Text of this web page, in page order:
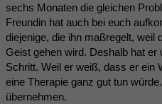
sechs Monaten die gleichen
Freundin hat auch bei euch
diejenige, die ihn maßregelt, weil
Geist gehen wird. Deshalb hat
Schritt. Weil er weiß, dass er ein
eine Therapie ganz gut tun
übernehmen.